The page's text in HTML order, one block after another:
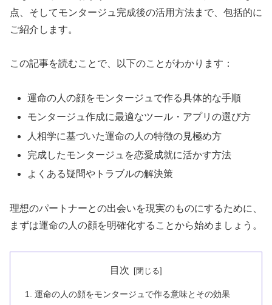
点、そしてモンタージュ完成後の活用方法まで、包括的に
ご紹介します。
この記事を読むことで、以下のことがわかります：
運命の人の顔をモンタージュで作る具体的な手順
モンタージュ作成に最適なツール・アプリの選び方
人相学に基づいた運命の人の特徴の見極め方
完成したモンタージュを恋愛成就に活かす方法
よくある疑問やトラブルの解決策
理想のパートナーとの出会いを現実のものにするために、
まずは運命の人の顔を明確化することから始めましょう。
目次
運命の人の顔をモンタージュで作る意味とその効果